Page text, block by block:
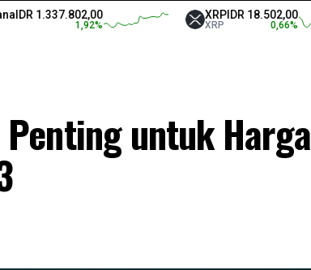
XRP IDR 18.502,00
0,66
untuk Harga